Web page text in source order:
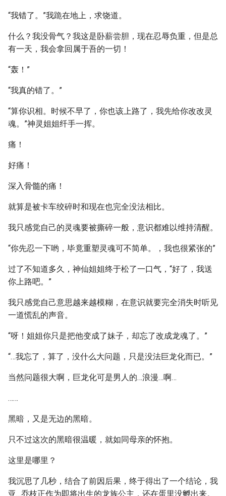
“我错了。”我跪在地上，求饶道。
什么？我没骨气？我这是卧薪尝胆，现在忍辱负重，但是总
有一天，我会拿回属于吾的一切！
“轰！”
“我真的错了。”
“算你识相。时候不早了，你也该上路了，我先给你改改灵
魂。”神灵姐姐纤手一挥。
痛！
好痛！
深入骨髓的痛！
就算是被卡车绞碎时和现在也完全没法相比。
我只感觉自己的灵魂要被撕碎一般，意识都难以维持清醒。
“你先忍一下哟，毕竟重塑灵魂可不简单。，我也很紧张的”
过了不知道多久，神仙姐姐终于松了一口气，“好了，我送
你上路吧。”
我只感觉自己意思越来越模糊，在意识就要完全消失时听见
一道慌乱的声音。
“呀！姐姐你只是把他变成了妹子，却忘了改成龙魂了。”
“…我忘了，算了，没什么大问题，只是没法巨龙化而已。”
当然问题很大啊，巨龙化可是男人的…浪漫…啊…
……
黑暗，又是无边的黑暗。
只不过这次的黑暗很温暖，就如同母亲的怀抱。
这里是哪里？
我沉思了几秒，结合了前因后果，终于得出了一个结论，我
亚…乔枝正作为即将出生的龙族公主，还在蛋里没孵出来。